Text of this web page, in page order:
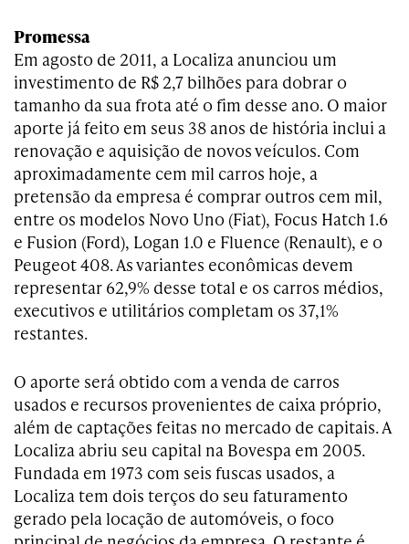
Promessa
Em agosto de 2011, a Localiza anunciou um
investimento de R$ 2,7 bilhões para dobrar o
tamanho da sua frota até o fim desse ano. O maior
aporte já feito em seus 38 anos de história inclui a
renovação e aquisição de novos veículos. Com
aproximadamente cem mil carros hoje, a
pretensão da empresa é comprar outros cem mil,
entre os modelos Novo Uno (Fiat), Focus Hatch 1.6
e Fusion (Ford), Logan 1.0 e Fluence (Renault), e o
Peugeot 408. As variantes econômicas devem
representar 62,9% desse total e os carros médios,
executivos e utilitários completam os 37,1%
restantes.
O aporte será obtido com a venda de carros
usados e recursos provenientes de caixa próprio,
além de captações feitas no mercado de capitais. A
Localiza abriu seu capital na Bovespa em 2005.
Fundada em 1973 com seis fuscas usados, a
Localiza tem dois terços do seu faturamento
gerado pela locação de automóveis, o foco